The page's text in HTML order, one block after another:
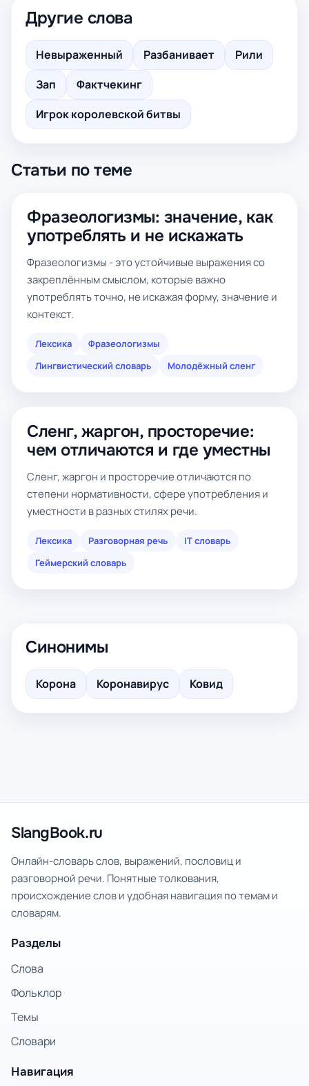
Другие слова
Невыраженный Разбанивает
Рили
Зап
Фактчекинг
Игрок королевской битвы
Статьи по теме
Фразеологизмы: значение, как
употреблять и не искажать
Фразеологизмы - это устойчивые выражения со
закреплённым смыслом, которые важно
употреблять точно, не искажая форму, значение и
контекст.
Лексика
Фразеологизмы
Лингвистический словарь
Молодёжный сленг
Сленг, жаргон, просторечие:
чем отличаются и где уместны
Сленг, жаргон и просторечие отличаются по
степени нормативности, сфере употребления и
уместности в разных стилях речи.
Лексика Разговорная речь
IT словарь
Геймерский словарь
Синонимы
Корона Коронавирус Ковид
SlangBook.ru
Онлайн-словарь слов, выражений, пословиц и
разговорной речи. Понятные толкования,
происхождение слов и удобная навигация по темам и
словарям.
Разделы
Слова
Фольклор
Темы
Словари
Навигация